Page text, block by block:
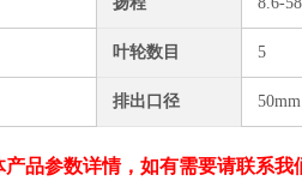
叶轮数目 5
排出口径 50mm
品参数详情，如有需要请联系我